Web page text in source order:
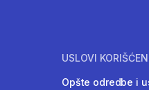
USLOVI
Opšte odredbe i